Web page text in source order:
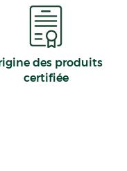
des produits
certifiée